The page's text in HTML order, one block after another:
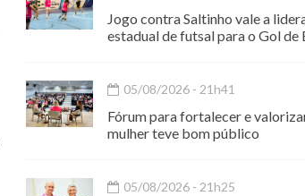
Jogo contra Saltinho vale a
estadual de futsal para o Gol de
05/08/2026 - 21h41
Fórum para fortalecer e
mulher teve bom público
05/08/2026 - 21h25